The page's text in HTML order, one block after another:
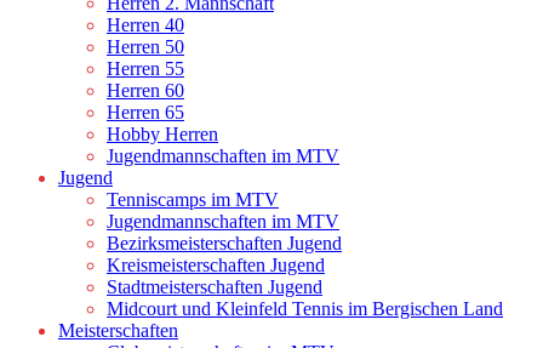
Herren 40
Herren 50
Herren 55
Herren 60
Herren 65
Hobby Herren
Jugendmannschaften im MTV
Jugend
Tenniscamps im MTV
Jugendmannschaften im MTV
Bezirksmeisterschaften Jugend
Kreismeisterschaften Jugend
Stadtmeisterschaften Jugend
Midcourt und Kleinfeld Tennis im Bergischen Land
Meisterschaften